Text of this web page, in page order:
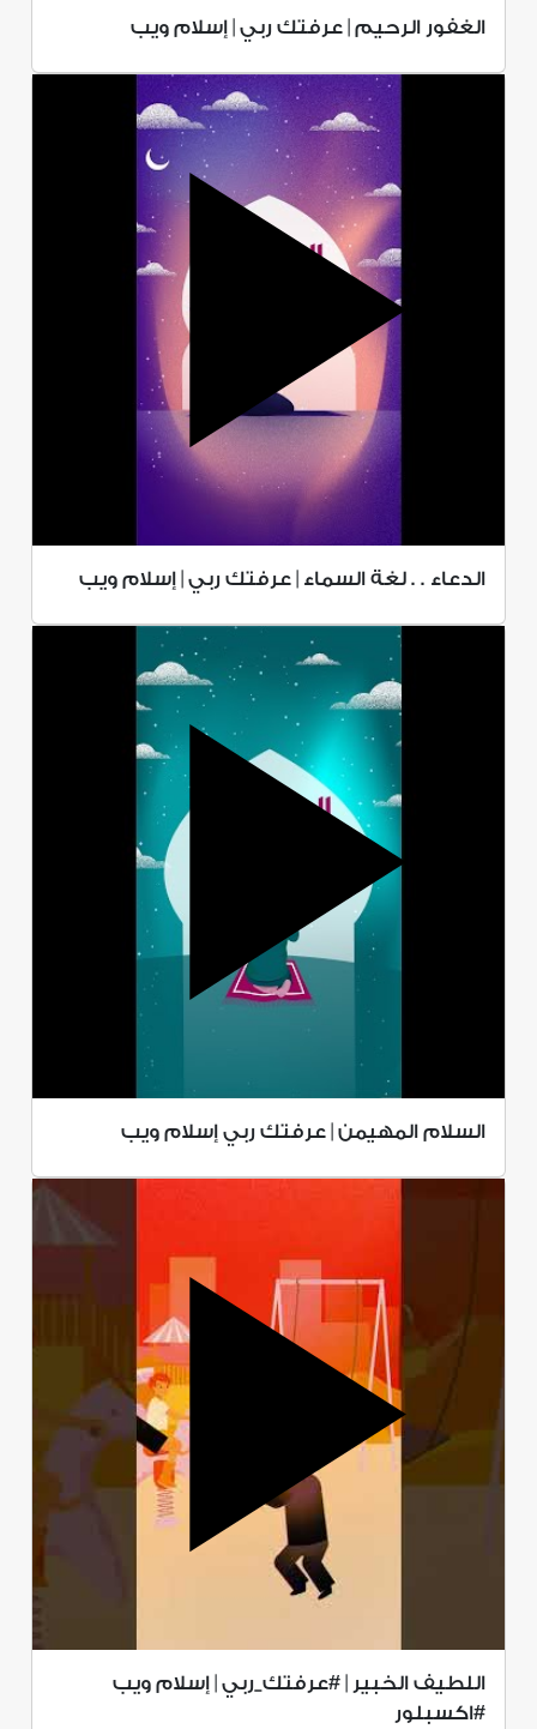
الغفور الرحيم | عرفتك ربي | إسلام ويب
الدعاء . . لغة السماء | عرفتك ربي | إسلام ويب
السلام المهيمن | عرفتك ربي إسلام ويب
اللطيف الخبير | #عرفتك_ربي | إسلام ويب
#اكسبلور